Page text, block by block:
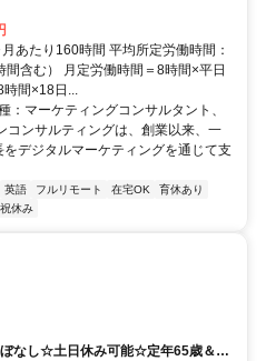
あたり160時間 平均所定労働時間：
含む） 月定労働時間＝8時間×平日
時間×18日...
：マーケティングコンサルタント、
コンサルティングは、創業以来、一
デジタルマーケティングを通じて支
英語 フルリモート 在宅OK
育休あり
休み
なし☆土日休み可能☆定年65歳＆再